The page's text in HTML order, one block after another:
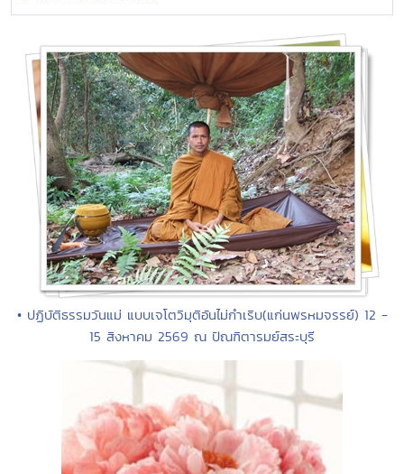
• ปฏิบัติธรรมวันแม่ แบบเจโตวิมุติอันไม่กำเริบ(แก่นพรหมจรรย์) 12 -
15 สิงหาคม 2569 ณ ปัณฑิตารมย์สระบุรี